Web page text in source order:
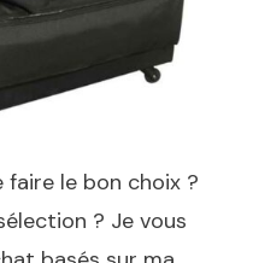
le bon choix ?
? Je vous